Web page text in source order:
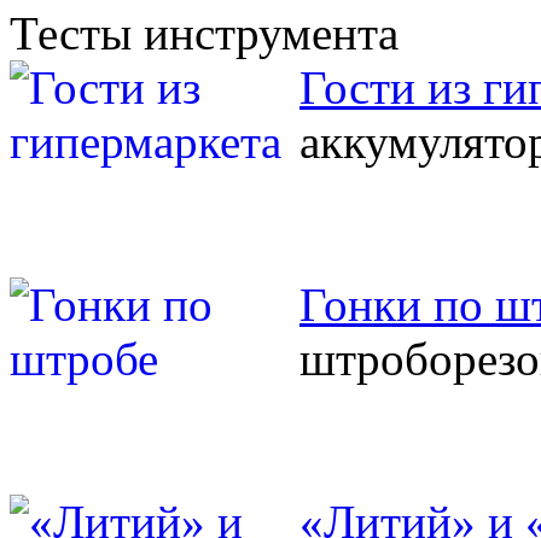
Тесты инструмента
Гости из
Гонки по
«Литий» и